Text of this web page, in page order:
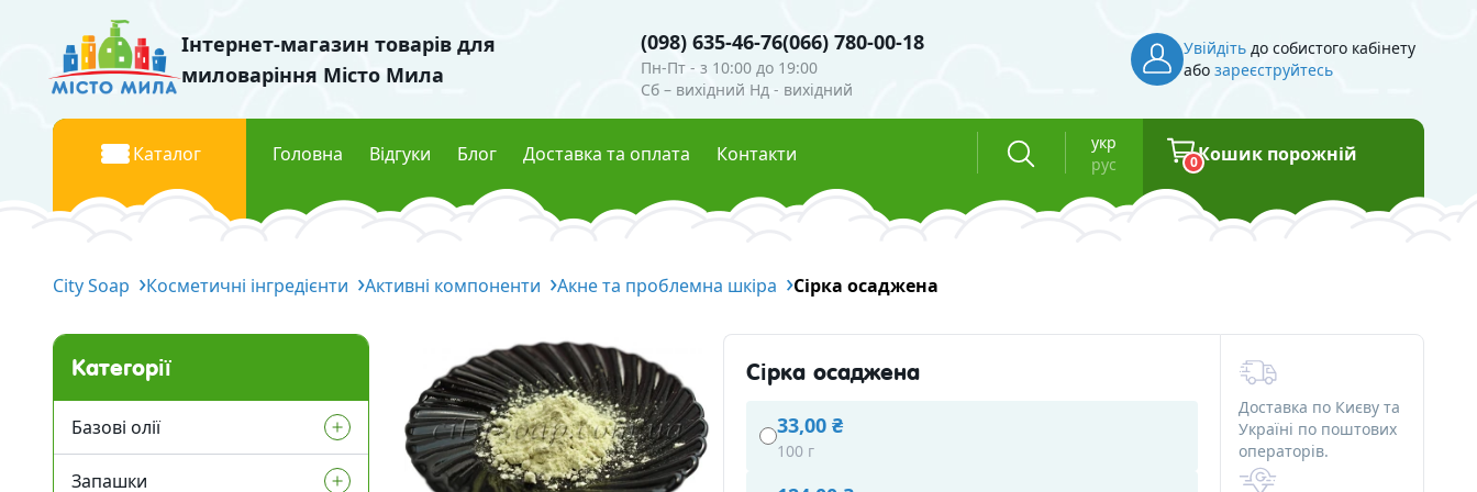
Інтернет-магазин товарів для
миловаріння Місто Мила
(098) 635-46-76(066) 780-00-18
Пн-Пт - з 10:00 до 19:00
Сб – вихідний Нд - вихідний
Увійдітьдо собистого кабінету
або зареєструйтесь
Каталог
Рідкі базові олії
Водорозчинні олії
Запашки
Віддушки Україна
Рідкі пігменти
Глітери
Флуоресцентні пігменти
Міка косметична
Косметичні інгредієнти
Ефірні олії
Скраби, воски, глини
Глини та пудри
Флакони для косметики
Баночки для косметики
Вакуумні флакони
Туби для косметики
Головна Відгуки Блог Доставка та оплата Контакти
укр
рус
0Кошик порожній
City Soap Косметичні інгредієнти Активні компоненти Акне та проблемна шкіра Сірка осаджена
Категорії
Базові олії
Рідкі базові олії
Запашки
Сірка осаджена
33,00 ₴
100 г
Доставка по Києву та
Україні по поштових
операторів.